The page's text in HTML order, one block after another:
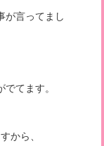
が言ってまし
てます。
から、